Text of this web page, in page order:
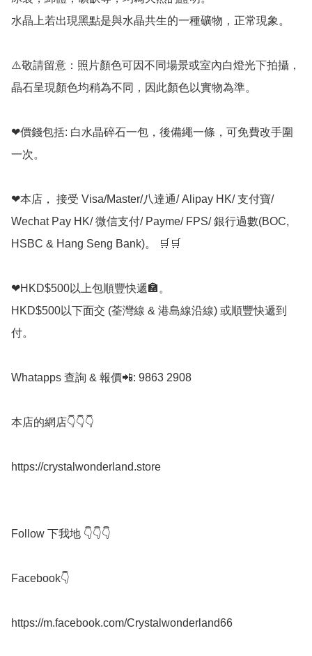
水晶上若出現黑點是與水晶共生的一種礦物，正常現象。
⚠️敬請留意：照片顏色可因不同場景或室內白燈光下拍攝，
晶石呈現顏色均稍為不同，因此顏色以實物為準。
❤價錢包括: 白水晶碎石一包，後備繩一條，可免費改手圍
一次。
❤本店， 接受 Visa/Master/八達通/ Alipay HK/ 支付寶/
Wechat Pay HK/ 微信支付/ Payme/ FPS/ 銀行過數(BOC,
HSBC & Hang Seng Bank)。 🛒🛒
❤HKD$500以上包順豐快遞🏣。
HKD$500以下面交 (荃灣線 & 港島線沿線) 或順豐快遞到
付。
Whatapps 查詢 & 報價📲: 9863 2908
本店的網店👇👇👇
https://crystalwonderland.store
Follow 下我地 👇👇👇
Facebook👇
https://m.facebook.com/Crystalwonderland66